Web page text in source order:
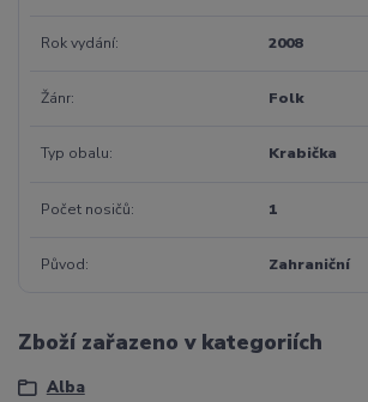
Rok vydání 2008
Žánr Folk
Typ obalu Krabička
Počet nosičů 1
Původ Zahraniční
Zboží zařazeno v kategoriích
Alba